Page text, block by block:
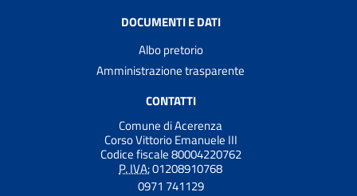
DOCUMENTI E DATI
Albo pretorio
Amministrazione trasparente
CONTATTI
Comune di Acerenza
Corso Vittorio Emanuele III
Codice fiscale 80004220762
P. IVA:01208910768
0971 741129